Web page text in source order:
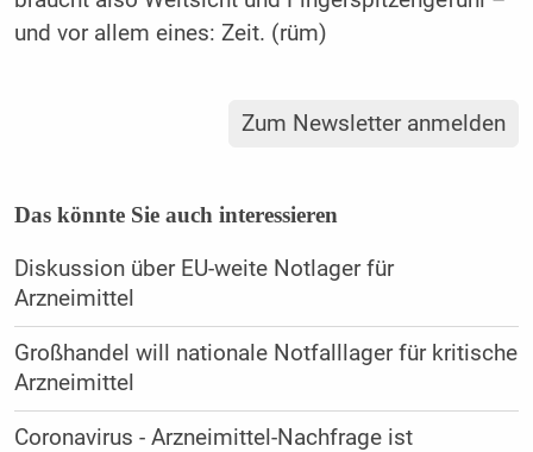
und vor allem eines: Zeit. (rüm)
Zum Newsletter anmelden
Das könnte Sie auch interessieren
Diskussion über EU-weite Notlager für
Arzneimittel
Großhandel will nationale Notfalllager für kritische
Arzneimittel
Coronavirus - Arzneimittel-Nachfrage ist